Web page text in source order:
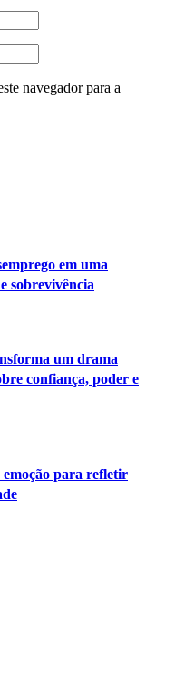
navegador para a
em uma
sobrevivência
um drama
confiança, poder e
emoção para refletir